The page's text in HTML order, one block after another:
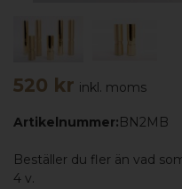
520 kr inkl. moms
Artikelnummer:BN2MB
Beställer du fler än vad
4 v.